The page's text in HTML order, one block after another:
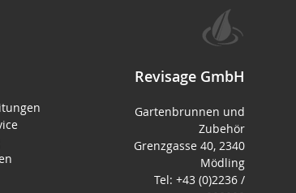
Revisage GmbH
Gartenbrunnen und
Zubehör
Grenzgasse 40, 2340
Mödling
Tel: +43 (0)2236 /